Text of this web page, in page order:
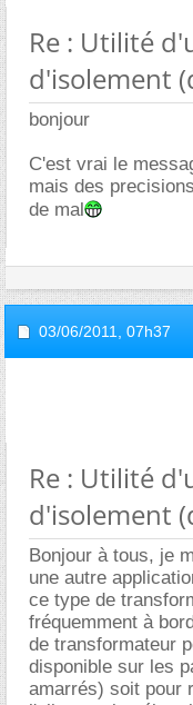
Re : Utilité
d'isolement
bonjour
C'est vrai le
mais des
de mal
03/06/2011, 07h37
Re : Utilité
d'isolement
Bonjour à tous, je
une autre
ce type de
fréquemment à
de transformateur
disponible sur les
amarrés) soit pour